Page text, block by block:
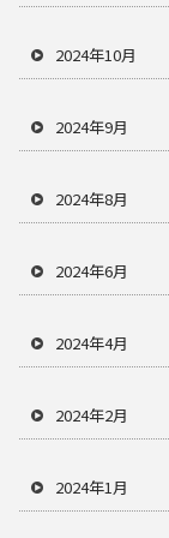
2024年10月
2024年9月
2024年8月
2024年6月
2024年4月
2024年2月
2024年1月